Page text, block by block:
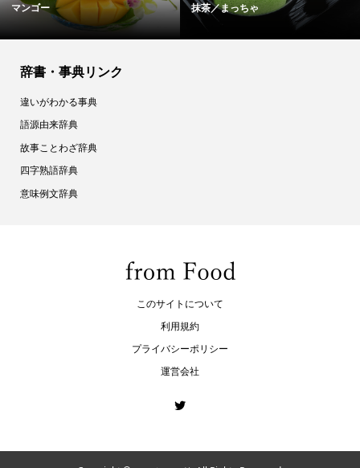
ブルーチーズのカロリー・栄養成分
表
イイダコのカ
辞書・事典リンク
違いがわかる事典
語源由来辞典
故事ことわざ辞典
四字熟語辞典
意味例文辞典
このサイトについて
利用規約
プライバシーポリシー
運営会社